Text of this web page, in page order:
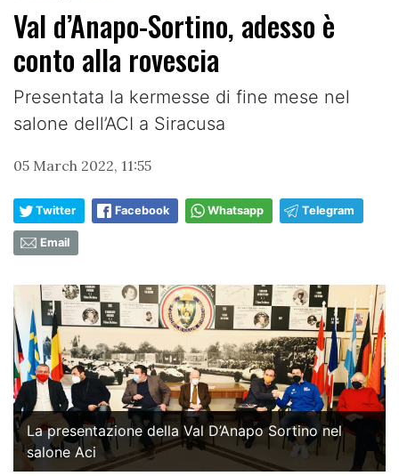
Val d’Anapo-Sortino, adesso è
conto alla rovescia
Presentata la kermesse di fine mese nel
salone dell’ACI a Siracusa
05 March 2022, 11:55
Twitter Facebook Whatsapp Telegram
Email
La presentazione della Val D’Anapo Sortino nel
salone Aci